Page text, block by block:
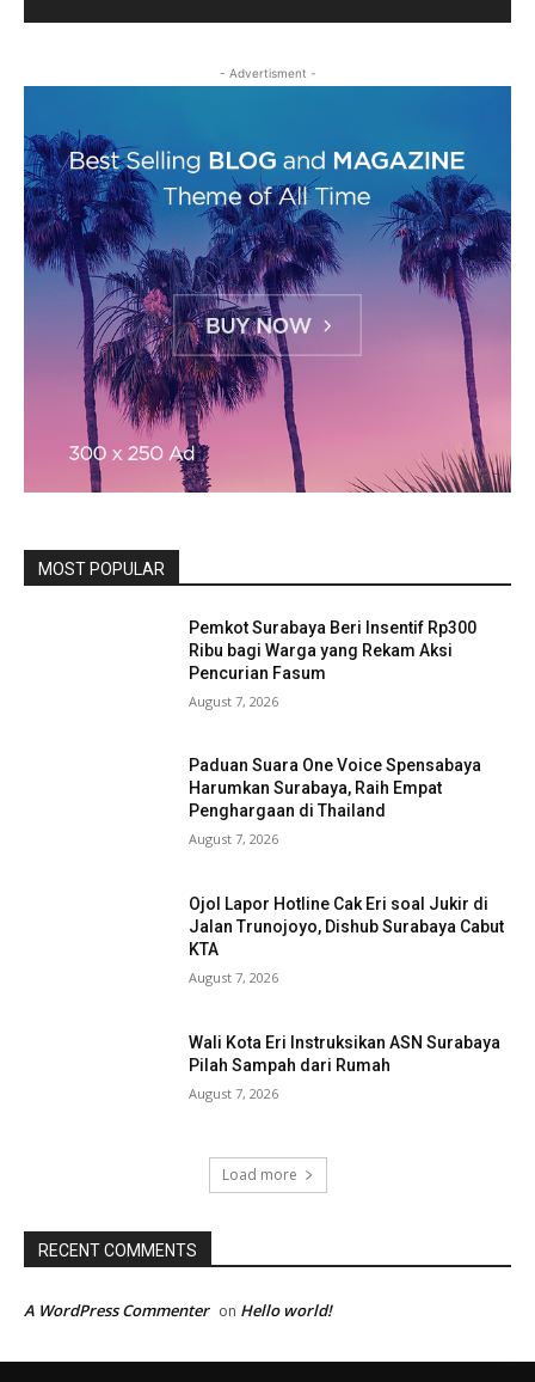
- Advertisment -
MOST POPULAR
Pemkot Surabaya Beri Insentif Rp300
Ribu bagi Warga yang Rekam Aksi
Pencurian Fasum
August 7, 2026
Paduan Suara One Voice Spensabaya
Harumkan Surabaya, Raih Empat
Penghargaan di Thailand
August 7, 2026
Ojol Lapor Hotline Cak Eri soal Jukir di
Jalan Trunojoyo, Dishub Surabaya Cabut
KTA
August 7, 2026
Wali Kota Eri Instruksikan ASN Surabaya
Pilah Sampah dari Rumah
August 7, 2026
Load more
RECENT COMMENTS
A WordPress Commenter on Hello world!